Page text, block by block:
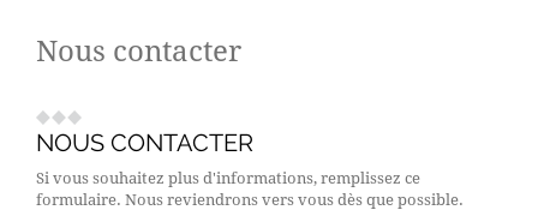
Nous contacter
NOUS CONTACTER
Si vous souhaitez plus d'informations, remplissez ce
formulaire. Nous reviendrons vers vous dès que possible.